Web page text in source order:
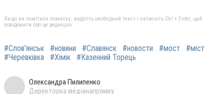
Якщо ви помітили помилку, виділіть необхідний текст і натисніть Ctrl + Enter, щоб
повідомити про це редакцію
#Слов'янськ #новини #Славянск #новости #мост
#міст
#Черевківка
#Хімік #Казенний Торець
Олександра Пилипенко
Директорка медіанапрямку